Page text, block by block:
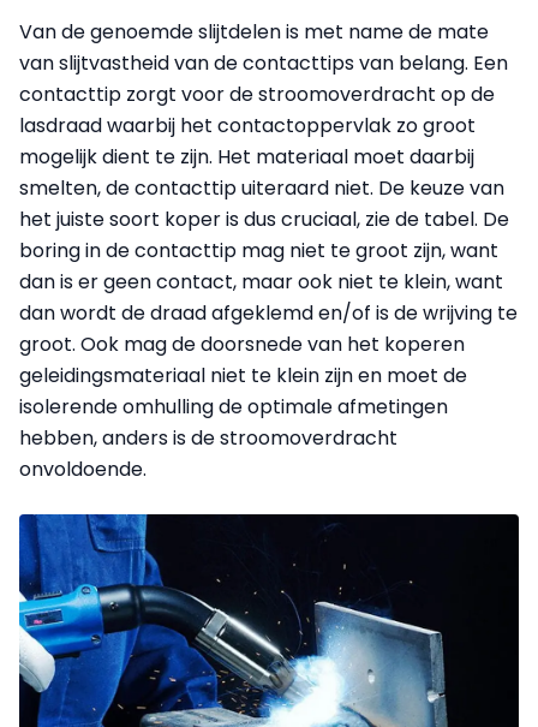
Van de genoemde slijtdelen is met name de mate
van slijtvastheid van de contacttips van belang. Een
contacttip zorgt voor de stroomoverdracht op de
lasdraad waarbij het contactoppervlak zo groot
mogelijk dient te zijn. Het materiaal moet daarbij
smelten, de contacttip uiteraard niet. De keuze van
het juiste soort koper is dus cruciaal, zie de tabel. De
boring in de contacttip mag niet te groot zijn, want
dan is er geen contact, maar ook niet te klein, want
dan wordt de draad afgeklemd en/of is de wrijving te
groot. Ook mag de doorsnede van het koperen
geleidingsmateriaal niet te klein zijn en moet de
isolerende omhulling de optimale afmetingen
hebben, anders is de stroomoverdracht
onvoldoende.